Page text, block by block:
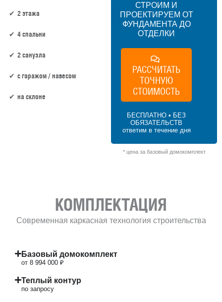
2 этажа
4 спальни
2 санузла
c гаражом / навесом
на склоне
СТРОИМ И
ПРОЕКТИРУЕМ ОТ
ФУНДАМЕНТА ДО
ОТДЕЛКИ
РАССЧИТАТЬ
ТОЧНУЮ
СТОИМОСТЬ
БЕСПЛАТНО • БЕЗ
ОБЯЗАТЕЛЬСТВ
ответим в течение дня
* цена за базовый домокомплект
КОМПЛЕКТАЦИЯ
Современная каркасная технология строительства
Базовый домокомплект
от 8 994 000 ₽
Теплый контур
по запросу